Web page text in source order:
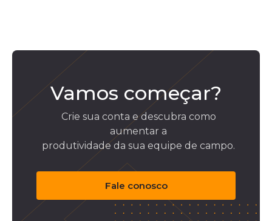
Vamos começar?
Crie sua conta e descubra como
aumentar a
produtividade da sua equipe de campo.
Fale conosco